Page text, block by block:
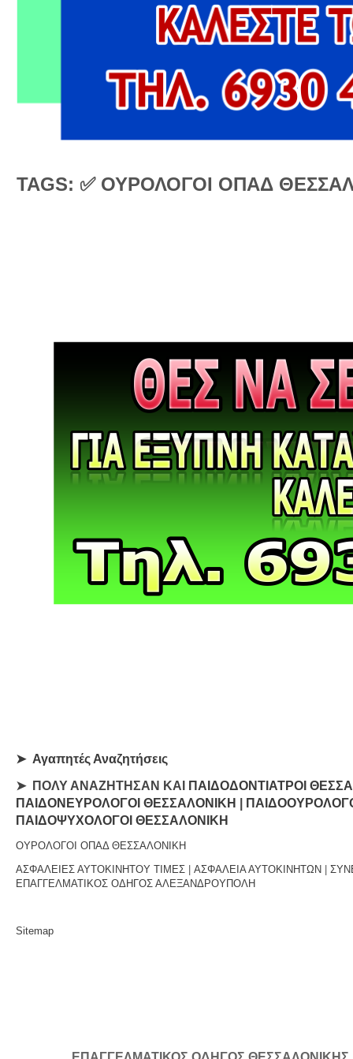
TAGS: ✅ ΟΥΡΟΛΟΓΟΙ ΟΠΑΔ
➤ Αγαπητές Αναζητήσεις
➤ ΠΟΛΥ ΑΝΑΖΗΤΗΣΑΝ ΚΑΙ
ΠΑΙΔΟΔΟΝΤΙΑΤΡΟΙ
ΠΑΙΔΟΝΕΥΡΟΛΟΓΟΙ ΘΕΣΣΑΛΟΝΙΚΗ
ΠΑΙΔΟΨΥΧΟΛΟΓΟΙ ΘΕΣΣΑΛΟΝΙΚΗ
ΟΥΡΟΛΟΓΟΙ ΟΠΑΔ ΘΕΣΣΑΛΟΝΙΚΗ
ΑΣΦΑΛΕΙΕΣ ΑΥΤΟΚΙΝΗΤΟΥ ΤΙΜΕΣ
ΑΣΦΑΛΕΙΑ ΑΥΤΟΚΙΝΗΤΩΝ
ΕΠΑΓΓΕΛΜΑΤΙΚΟΣ ΟΔΗΓΟΣ ΑΛΕΞΑΝΔΡΟΥΠΟΛΗ
Sitemap